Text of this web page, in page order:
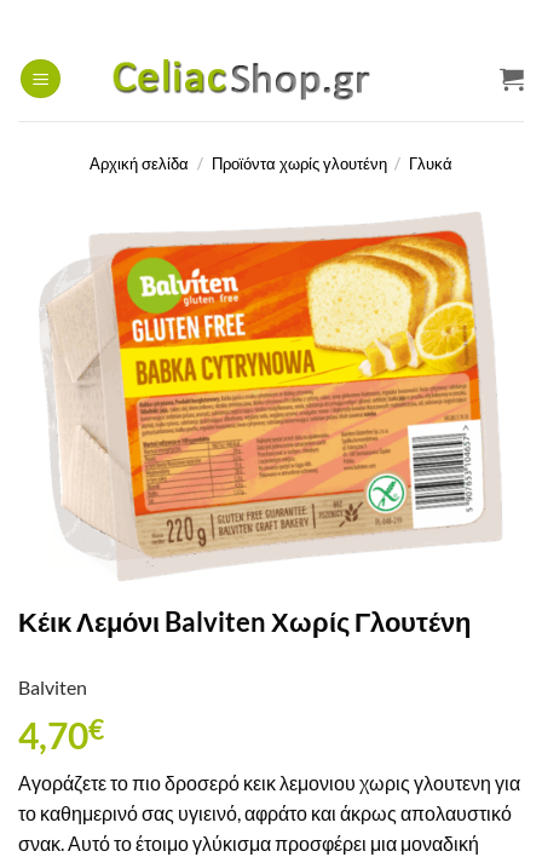
περιεχόμενο
Αρχική σελίδα / Προϊόντα χωρίς γλουτένη / Γλυκά
Κέικ Λεμόνι Balviten Χωρίς Γλουτένη
Balviten
4,70€
Αγοράζετε το πιο δροσερό κεικ λεμονιου χωρις γλουτενη για
το καθημερινό σας υγιεινό, αφράτο και άκρως απολαυστικό
σνακ. Αυτό το έτοιμο γλύκισμα προσφέρει μια μοναδική